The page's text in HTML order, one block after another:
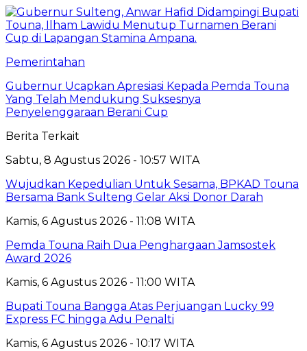
Pemerintahan
Gubernur Ucapkan Apresiasi Kepada Pemda Touna
Yang Telah Mendukung Suksesnya
Penyelenggaraan Berani Cup
Berita Terkait
Sabtu, 8 Agustus 2026 - 10:57 WITA
Wujudkan Kepedulian Untuk Sesama, BPKAD Touna
Bersama Bank Sulteng Gelar Aksi Donor Darah
Kamis, 6 Agustus 2026 - 11:08 WITA
Pemda Touna Raih Dua Penghargaan Jamsostek
Award 2026
Kamis, 6 Agustus 2026 - 11:00 WITA
Bupati Touna Bangga Atas Perjuangan Lucky 99
Express FC hingga Adu Penalti
Kamis, 6 Agustus 2026 - 10:17 WITA